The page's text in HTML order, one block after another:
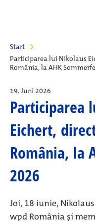
Start
Participarea lui Nikolaus
România, la AHK
19. Juni 2026
Participarea
Eichert,
România, la
2026
Joi, 18 iunie,
wpd România și